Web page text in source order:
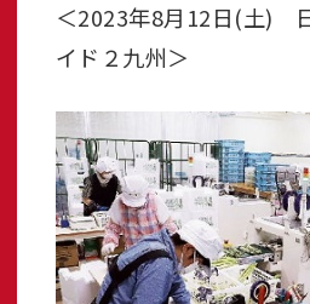
＜2023年8月12日(土)
イド２九州＞